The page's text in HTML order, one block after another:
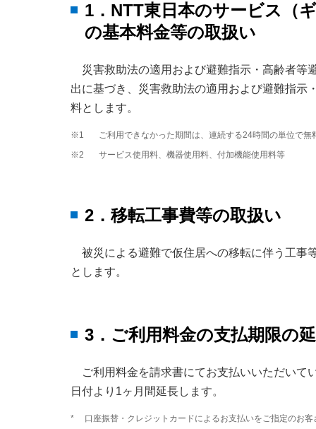
1．NTT東日本のサービス（
の基本料金等の取扱い
災害救助法の適用および避難指示・高齢者等
出に基づき、災害救助法の適用および避難指示
料とします。
※1
ご利用できなかった期間は、連続する24時間の単位で
※2
サービス使用料、機器使用料、付加機能使用料等
2．移転工事費等の取扱い
被災による避難で仮住居への移転に伴う工事
とします。
3．ご利用料金の支払期限の
ご利用料金を請求書にてお支払いいただいて
日付より1ヶ月間延長します。
*
口座振替・クレジットカードによるお支払いをご指定のお